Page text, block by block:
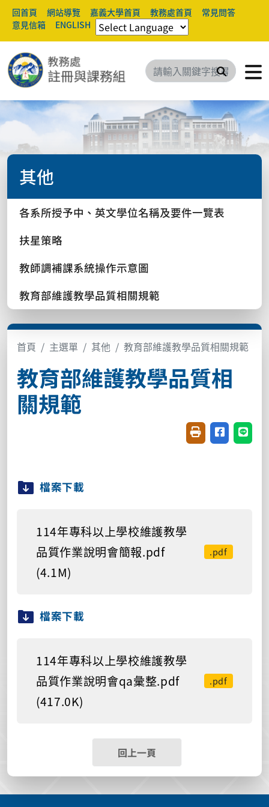
回首頁 網站導覽 嘉義大學首頁 教務處首頁
常見問答
意見信箱
ENGLISH
搜尋
其他
各系所授予中、英文學位名稱及要件一覽表
扶星策略
教師調補課系統操作示意圖
教育部維護教學品質相關規範
首頁 主選單 其他 教育部維護教學品質相關規範
教育部維護教學品質相
關規範
友善列印(開新視
分享至臉書
分享
檔案下載
114年專科以上學校維護教學
品質作業說明會簡報.pdf
(4.1M)
.pdf
檔案下載
114年專科以上學校維護教學
品質作業說明會qa彙整.pdf
(417.0K)
.pdf
回上一頁